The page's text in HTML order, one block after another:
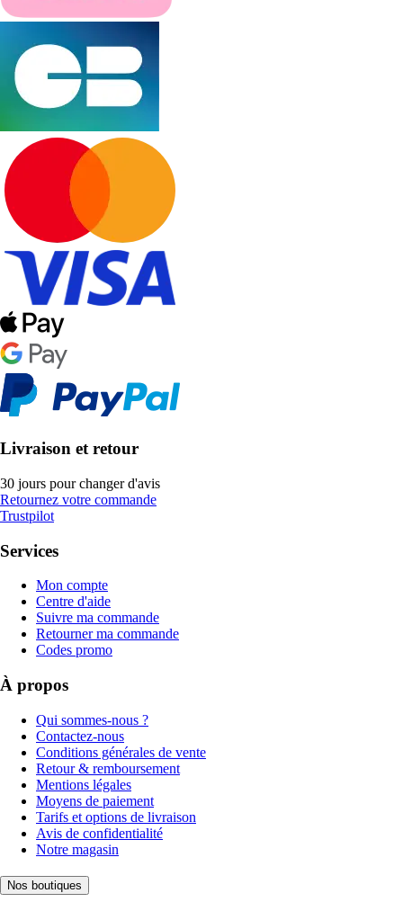
Livraison et retour
30 jours pour changer d'avis
Retournez votre commande
Trustpilot
Services
Mon compte
Centre d'aide
Suivre ma commande
Retourner ma commande
Codes promo
À propos
Qui sommes-nous ?
Contactez-nous
Conditions générales de vente
Retour & remboursement
Mentions légales
Moyens de paiement
Tarifs et options de livraison
Avis de confidentialité
Notre magasin
Nos boutiques